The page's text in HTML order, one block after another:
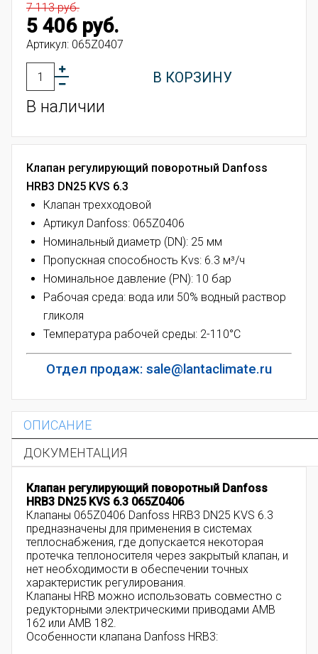
7 113 руб.
5 406 руб.
Артикул: 065Z0407
В КОРЗИНУ
В наличии
Клапан регулирующий поворотный Danfoss
HRB3 DN25 KVS 6.3
Клапан трехходовой
Артикул Danfoss: 065Z0406
Номинальный диаметр (DN): 25 мм
Пропускная способность Kvs: 6.3 м³/ч
Номинальное давление (PN): 10 бар
Рабочая среда: вода или 50% водный раствор
гликоля
Температура рабочей среды: 2-110°С
Отдел продаж: sale@lantaclimate.ru
ОПИСАНИЕ
ДОКУМЕНТАЦИЯ
Клапан регулирующий поворотный Danfoss
HRB3 DN25 KVS 6.3 065Z0406
Клапаны 065Z0406 Danfoss HRB3 DN25 KVS 6.3
предназначены для применения в системах
теплоснабжения, где допускается некоторая
протечка теплоносителя через закрытый клапан, и
нет необходимости в обеспечении точных
характеристик регулирования.
Клапаны HRB можно использовать совместно с
редукторными электрическими приводами AMB
162 или AMB 182.
Особенности клапана Danfoss HRB3: